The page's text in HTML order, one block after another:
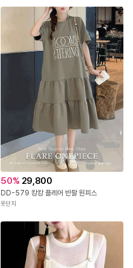
50% 29,800
DD-579 캉캉 플레어 반팔 원피스
옷단지